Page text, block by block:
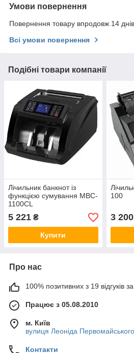
Умови повернення
Повернення товару впродовж 14
Всі умови повернення
Подібні товари компанії
Лічильник банкнот із
функцією сумування MBC-
1100CL
5 221 ₴
Купити
100
3 200
Про нас
100% позитивних з 19 відгуків за
Працює з 05.08.2010
м. Київ
вулиця Леоніда
Контакти